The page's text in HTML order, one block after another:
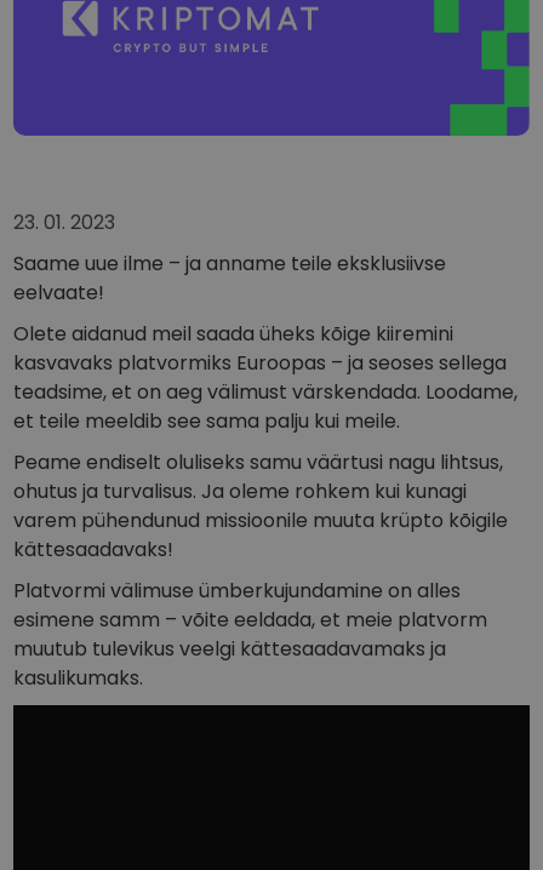
...täna oleks selle väärtus
Intelligentsed portfellid
Nutikas viis krüptosse investeerimiseks
KriptoEarn
Teeni krüptoga preemiaid
Säästke krüptot oma tuleviku jaoks
Korduv ost
Regulaarselt planeeritud investeeringud (DCA)
Hinnateavitused
Reaalajas hinnavärskendused teie lemmiktokenitele
Avasta varasid
Avasta investeerimisvõimalusi
Portfellianalüüs
Nutikad ülevaated optimaalseks jõudluseks
23. 01. 2023
Saame uue ilme – ja anname teile eksklusiivse
eelvaate!
Olete aidanud meil saada üheks kõige kiiremini
kasvavaks platvormiks Euroopas – ja seoses sellega
teadsime, et on aeg välimust värskendada. Loodame,
et teile meeldib see sama palju kui meile.
Peame endiselt oluliseks samu väärtusi nagu lihtsus,
ohutus ja turvalisus. Ja oleme rohkem kui kunagi
varem pühendunud missioonile muuta krüpto kõigile
kättesaadavaks!
Platvormi välimuse ümberkujundamine on alles
esimene samm – võite eeldada, et meie platvorm
muutub tulevikus veelgi kättesaadavamaks ja
kasulikumaks.